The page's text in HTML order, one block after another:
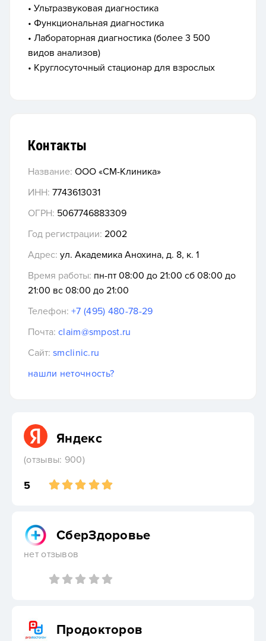
• Ультразвуковая диагностика
• Функциональная диагностика
• Лабораторная диагностика (более 3 500
видов анализов)
• Круглосуточный стационар для взрослых
Контакты
Название: ООО «СМ-Клиника»
ИНН: 7743613031
ОГРН: 5067746883309
Год регистрации: 2002
Адрес: ул. Академика Анохина, д. 8, к. 1
Время работы: пн-пт 08:00 до 21:00 сб 08:00 до
21:00 вс 08:00 до 21:00
Телефон: +7 (495) 480-78-29
Почта: claim@smpost.ru
Сайт: smclinic.ru
нашли неточность?
Яндекс
(отзывы: 900)
5
СберЗдоровье
нет отзывов
Продокторов